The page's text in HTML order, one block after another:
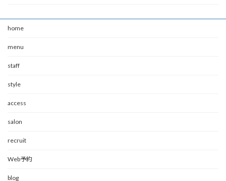
home
menu
staff
style
access
salon
recruit
Web予約
blog